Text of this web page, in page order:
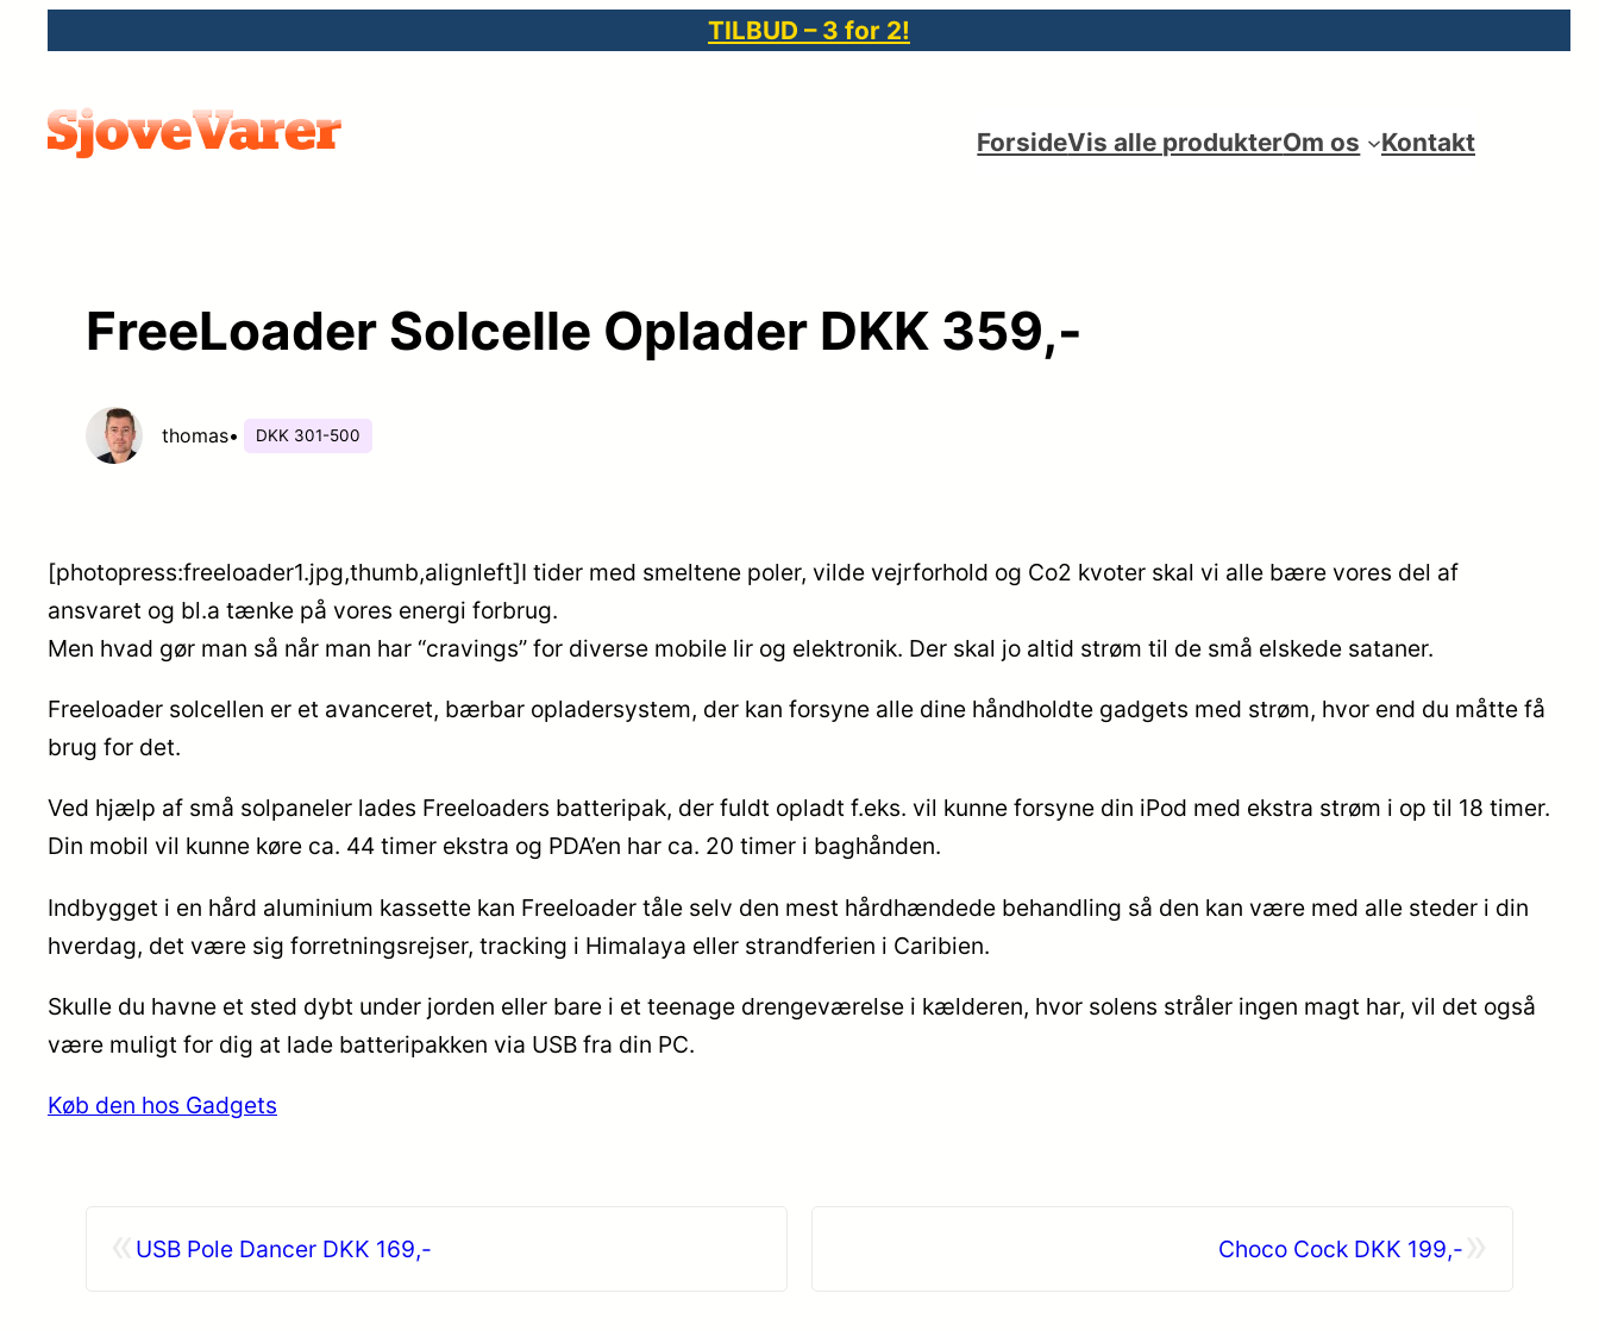
indhold
TILBUD – 3 for 2!
ForsideVis alle produkterOm os Kontakt
FreeLoader Solcelle Oplader DKK 359,-
thomas• DKK 301-500
[photopress:freeloader1.jpg,thumb,alignleft]I tider med smeltene poler, vilde vejrforhold og Co2 kvoter skal vi alle bære vores del af
ansvaret og bl.a tænke på vores energi forbrug.
Men hvad gør man så når man har “cravings” for diverse mobile lir og elektronik. Der skal jo altid strøm til de små elskede sataner.
Freeloader solcellen er et avanceret, bærbar opladersystem, der kan forsyne alle dine håndholdte gadgets med strøm, hvor end du måtte få
brug for det.
Ved hjælp af små solpaneler lades Freeloaders batteripak, der fuldt opladt f.eks. vil kunne forsyne din iPod med ekstra strøm i op til 18 timer.
Din mobil vil kunne køre ca. 44 timer ekstra og PDA’en har ca. 20 timer i baghånden.
Indbygget i en hård aluminium kassette kan Freeloader tåle selv den mest hårdhændede behandling så den kan være med alle steder i din
hverdag, det være sig forretningsrejser, tracking i Himalaya eller strandferien i Caribien.
Skulle du havne et sted dybt under jorden eller bare i et teenage drengeværelse i kælderen, hvor solens stråler ingen magt har, vil det også
være muligt for dig at lade batteripakken via USB fra din PC.
Køb den hos Gadgets
USB Pole Dancer DKK 169,- Choco Cock DKK 199,-